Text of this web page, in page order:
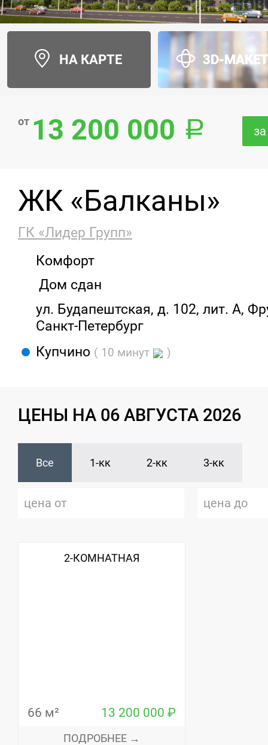
НА КАРТЕ 3D-
от 13 200 000
ЖК «Балканы»
ГК «Лидер Групп»
Комфорт
Дом сдан
ул. Будапештская, д. 102, лит. А,
Санкт-Петербург
Купчино ( 10 минут )
ЦЕНЫ НА 06 АВГУСТА 2026
Все 1-кк 2-кк 3-кк
2-КОМНАТНАЯ
66 м² 13 200 000 ₽
ПОДРОБНЕЕ →